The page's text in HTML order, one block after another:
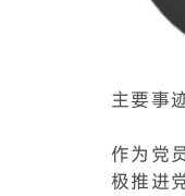
主要事
作为党
极推进